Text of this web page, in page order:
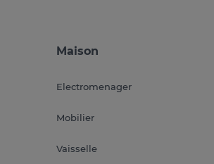
Maison
Electromenager
Mobilier
Vaisselle